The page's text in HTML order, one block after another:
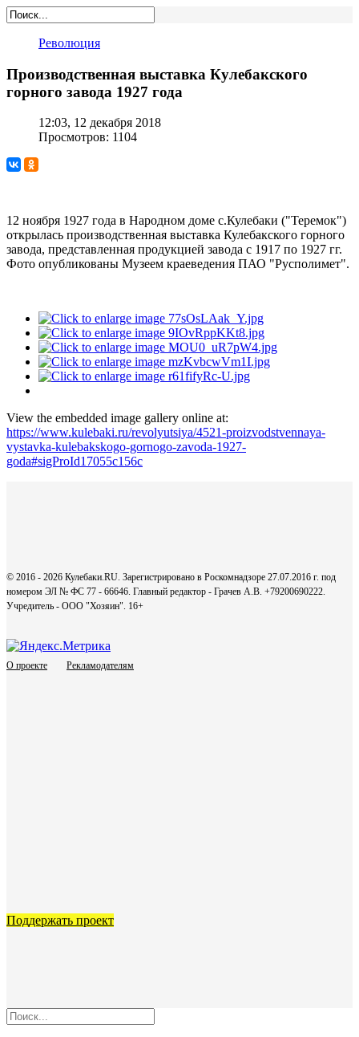
Революция
Производственная выставка Кулебакского
горного завода 1927 года
12:03, 12 декабря 2018
Просмотров: 1104
12 ноября 1927 года в Народном доме с.Кулебаки ("Теремок")
открылась производственная выставка Кулебакского горного
завода, представленная продукцией завода с 1917 по 1927 гг.
Фото опубликованы Музеем краеведения ПАО "Русполимет".
View the embedded image gallery online at:
https://www.kulebaki.ru/revolyutsiya/4521-proizvodstvennaya-
vystavka-kulebakskogo-gornogo-zavoda-1927-
goda#sigProId17055c156c
© 2016 - 2026 Кулебаки.RU. Зарегистрировано в Роскомнадзоре 27.07.2016 г. под
номером ЭЛ № ФС 77 - 66646. Главный редактор - Грачев А.В. +79200690222.
Учредитель - ООО "Хозяин". 16+
О проекте Рекламодателям
Поддержать проект